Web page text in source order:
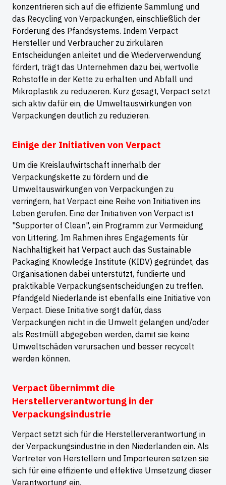
konzentrieren sich auf die effiziente Sammlung und
das Recycling von Verpackungen, einschließlich der
Förderung des Pfandsystems. Indem Verpact
Hersteller und Verbraucher zu zirkulären
Entscheidungen anleitet und die Wiederverwendung
fördert, trägt das Unternehmen dazu bei, wertvolle
Rohstoffe in der Kette zu erhalten und Abfall und
Mikroplastik zu reduzieren. Kurz gesagt, Verpact setzt
sich aktiv dafür ein, die Umweltauswirkungen von
Verpackungen deutlich zu reduzieren.
Einige der Initiativen von Verpact
Um die Kreislaufwirtschaft innerhalb der
Verpackungskette zu fördern und die
Umweltauswirkungen von Verpackungen zu
verringern, hat Verpact eine Reihe von Initiativen ins
Leben gerufen. Eine der Initiativen von Verpact ist
"Supporter of Clean", ein Programm zur Vermeidung
von Littering. Im Rahmen ihres Engagements für
Nachhaltigkeit hat Verpact auch das Sustainable
Packaging Knowledge Institute (KIDV) gegründet, das
Organisationen dabei unterstützt, fundierte und
praktikable Verpackungsentscheidungen zu treffen.
Pfandgeld Niederlande ist ebenfalls eine Initiative von
Verpact. Diese Initiative sorgt dafür, dass
Verpackungen nicht in die Umwelt gelangen und/oder
als Restmüll abgegeben werden, damit sie keine
Umweltschäden verursachen und besser recycelt
werden können.
Verpact übernimmt die
Herstellerverantwortung in der
Verpackungsindustrie
Verpact setzt sich für die Herstellerverantwortung in
der Verpackungsindustrie in den Niederlanden ein. Als
Vertreter von Herstellern und Importeuren setzen sie
sich für eine effiziente und effektive Umsetzung dieser
Verantwortung ein.